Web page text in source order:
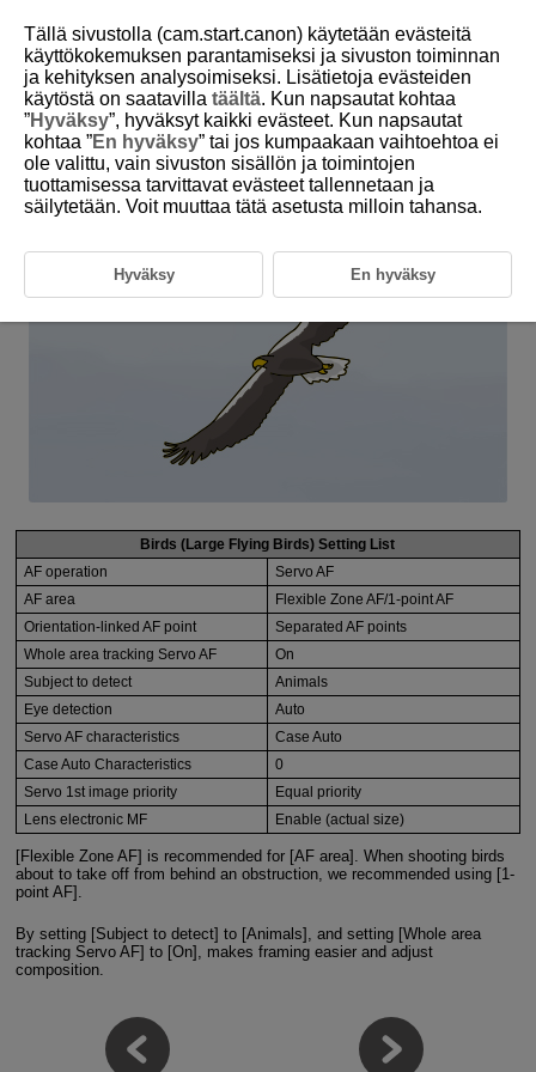
6-33 Animals: Birds (Large Flying Birds)
This setting is perfect for photographing large flying birds.
Birds (Large Flying Birds) Setting List
AF operation
Servo AF
AF area
Flexible Zone AF/1-point AF
Orientation-linked AF point
Separated AF points
Whole area tracking Servo AF
On
Subject to detect
Animals
Eye detection
Auto
Servo AF characteristics
Case Auto
Case Auto Characteristics
0
Servo 1st image priority
Equal priority
Lens electronic MF
Enable (actual size)
[Flexible Zone AF] is recommended for [AF area]. When shooting birds
about to take off from behind an obstruction, we recommended using [1-
point AF].
By setting [Subject to detect] to [Animals], and setting [Whole area
tracking Servo AF] to [On], makes framing easier and adjust
composition.
Tällä sivustolla (cam.start.canon) käytetään evästeitä
käyttökokemuksen parantamiseksi ja sivuston toiminnan
ja kehityksen analysoimiseksi. Lisätietoja evästeiden
käytöstä on saatavilla täältä. Kun napsautat kohtaa
”Hyväksy”, hyväksyt kaikki evästeet. Kun napsautat
kohtaa ”En hyväksy” tai jos kumpaakaan vaihtoehtoa ei
ole valittu, vain sivuston sisällön ja toimintojen
tuottamisessa tarvittavat evästeet tallennetaan ja
säilytetään. Voit muuttaa tätä asetusta milloin tahansa.
Hyväksy En hyväksy